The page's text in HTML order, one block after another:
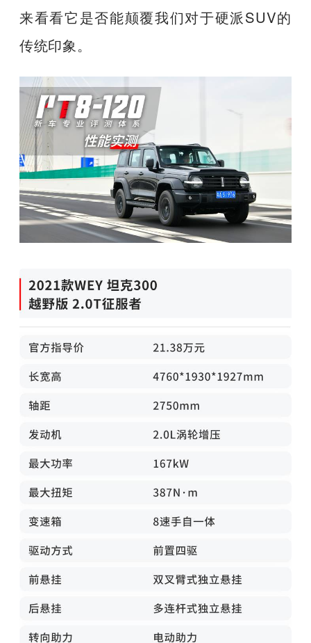
来看看它是否能颠覆我们对于硬派SUV的
传统印象。